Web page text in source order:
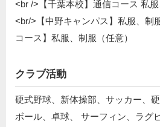
<br />【千葉本校】通信コース 私服
<br/>【中野キャンパス】私服、制
コース】私服、制服（任意）
クラブ活動
硬式野球、新体操部、サッカー、
ボール、卓球、 サーフィン、ラグ